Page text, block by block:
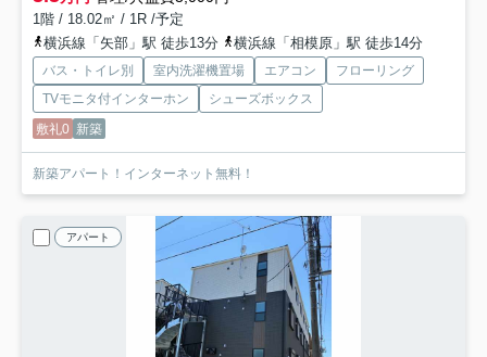
1階 / 18.02㎡ / 1R /予定
横浜線「矢部」駅 徒歩13分
横浜線「相模原」駅 徒歩14分
バス・トイレ別 室内洗濯機置場 エアコン
フローリング
TVモニタ付インターホン
シューズボックス
敷礼0 新築
新築アパート！インターネット無料！
アパート